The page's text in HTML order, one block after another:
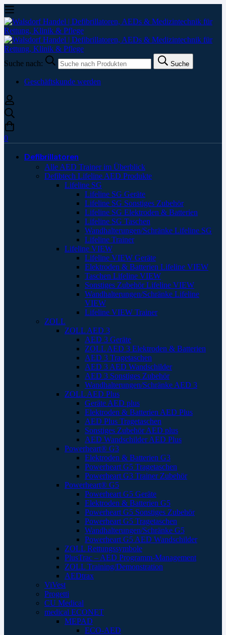
Suche nach: Suche
Geschäftskunde werden
0
Defibrillatoren
Alle AED Trainer im Überblick
Defibtech Lifeline AED Produkte
Lifeline SG
Lifeline SG Geräte
Lifeline SG Sonstiges Zubehör
Lifeline SG Elektroden & Batterien
Lifeline SG Taschen
Wandhalterungen/Schränke Lifeline SG
Lifeline Trainer
Lifeline VIEW
Lifeline VIEW Geräte
Elektroden & Batterien Lifeline VIEW
Taschen Lifeline VIEW
Sonstiges Zubehör Lifeline VIEW
Wandhalterungen/Schränke Lifeline
VIEW
Lifeline VIEW Trainer
ZOLL
ZOLL AED 3
AED 3 Geräte
ZOLL AED 3 Elektroden & Batterien
AED 3 Tragetaschen
AED 3 AED Wandschilder
AED 3 Sonstiges Zubehör
Wandhalterungen/Schränke AED 3
ZOLL AED Plus
Geräte AED plus
Elektroden & Batterien AED Plus
AED Plus Tragetaschen
Sonstiges Zubehör AED plus
AED Wandschilder AED Plus
Powerheart® G3
Elektroden & Batterien G3
Powerheart G5 Tragetaschen
Powerheart G3 Trainer Zubehör
Powerheart® G5
Powerheart G5 Geräte
Elektroden & Batterien G5
Powerheart G5 Sonstiges Zubehör
Powerheart G5 Tragetaschen
Wandhalterungen/Schränke G5
Powerheart G5 AED Wandschilder
ZOLL Rettungssymbole
PlusTrac – AED Programm-Management
ZOLL Training/Demonstration
AEDtrax
ViVest
Progetti
CU Medical
medical ECONET
MEPAD
ECO-AED